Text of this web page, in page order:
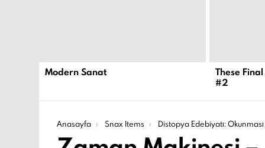
Modern Sanat
These
#2
Şu an buradasın:
Anasayfa Snax Items Distopya Edebiyatı: Okunması